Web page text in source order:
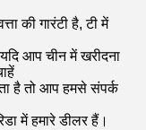
की गारंटी है, टी में
आप चीन में खरीदना
है तो आप हमसे संपर्क
में हमारे डीलर हैं।